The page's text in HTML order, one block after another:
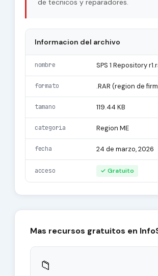
de tecnicos y reparadores.
Informacion del archivo
nombre SPS 1 Repository
formato .RAR (region de
tamano 119.44 KB
categoria Region ME
fecha 24 de marzo, 2026
acceso ✓ Gratuito
Mas recursos gratuitos en
📁